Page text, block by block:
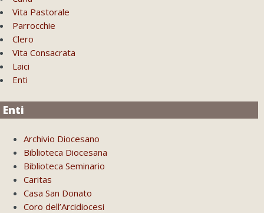
Vita Pastorale
Parrocchie
Clero
Vita Consacrata
Laici
Enti
Enti
Archivio Diocesano
Biblioteca Diocesana
Biblioteca Seminario
Caritas
Casa San Donato
Coro dell’Arcidiocesi